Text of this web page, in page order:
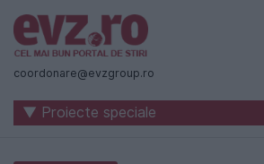
Știri
naționale
internaționale
coordonare@evzgroup.ro
▼ Proiecte speciale